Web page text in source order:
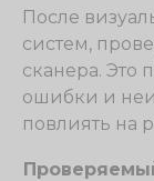
После
систем,
сканера. Это
ошибки и
повлиять на